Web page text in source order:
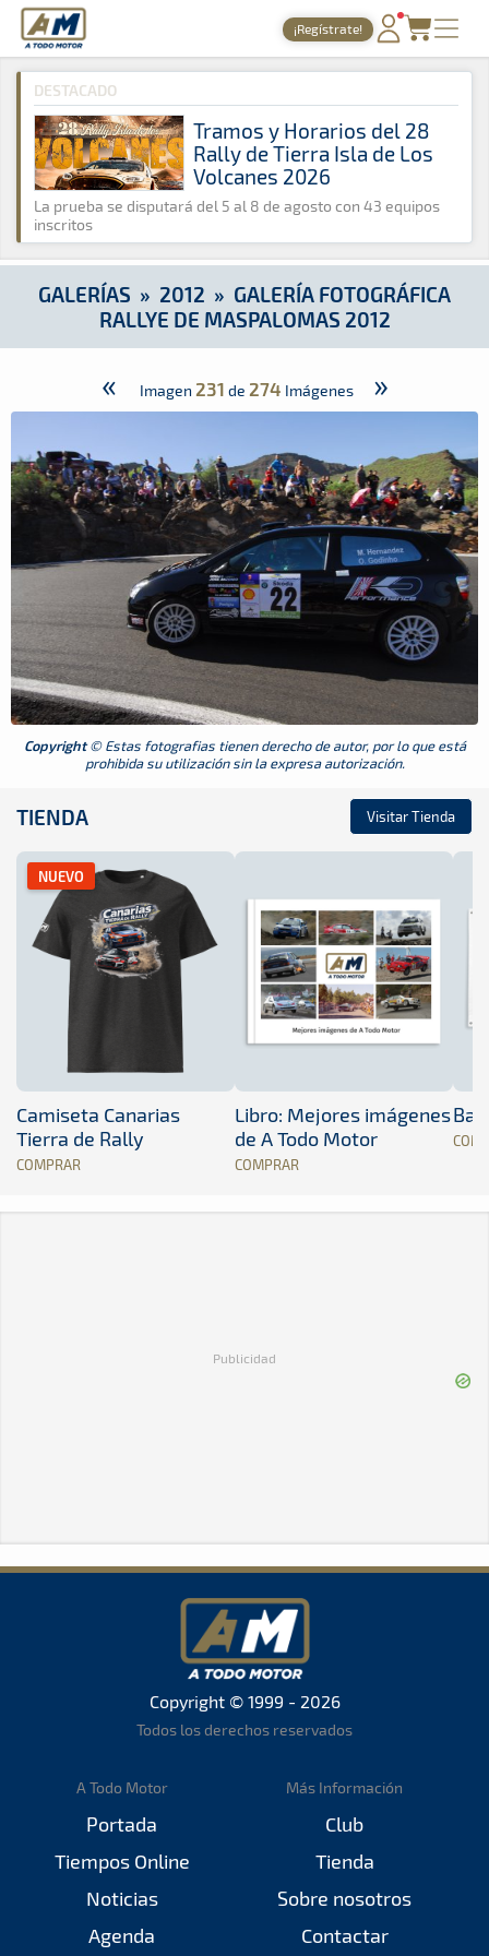
A Todo Motor · Revista del motor desde 1999
¡Regístrate!
PORTADA
TIEMPOS ONLINE
NOTICIAS
AGENDA
GALERÍAS
TIENDA
ARCHIVO
A Todo Motor » Galerías » 2012 » Galería Fotográfica Rallye
DESTACADO
Tramos y Horarios del 28
Rally de Tierra Isla de Los
Volcanes 2026
La prueba se disputará del 5 al 8 de agosto con 43 equipos
inscritos
GALERÍAS » 2012 » GALERÍA FOTOGRÁFICA
RALLYE DE MASPALOMAS 2012
« Imagen 231 de 274 Imágenes »
Copyright© Estas fotografias tienen derecho de autor, por lo que está
prohibida su utilización sin la expresa autorización.
TIENDA Visitar Tienda
NUEVO
Camiseta Canarias
Tierra de Rally
COMPRAR
Libro: Mejores imágenes
de A Todo Motor
COMPRAR
Publicidad
Copyright © 1999 - 2026
Todos los derechos reservados
A Todo Motor
Portada
Tiempos Online
Noticias
Agenda
Más Información
Club
Tienda
Sobre nosotros
Contactar